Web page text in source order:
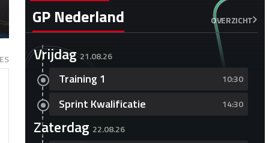
GP Nederland OVERZICHT
Vrijdag 21.08.26
Training 1 10:30
Sprint Kwalificatie 14:30
Zaterdag 22.08.26